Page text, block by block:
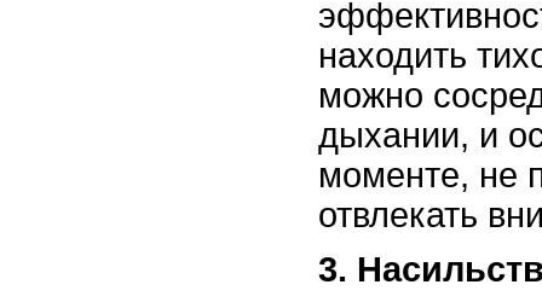
находить
можно
дыхании, и
моменте, не
отвлекать
3.